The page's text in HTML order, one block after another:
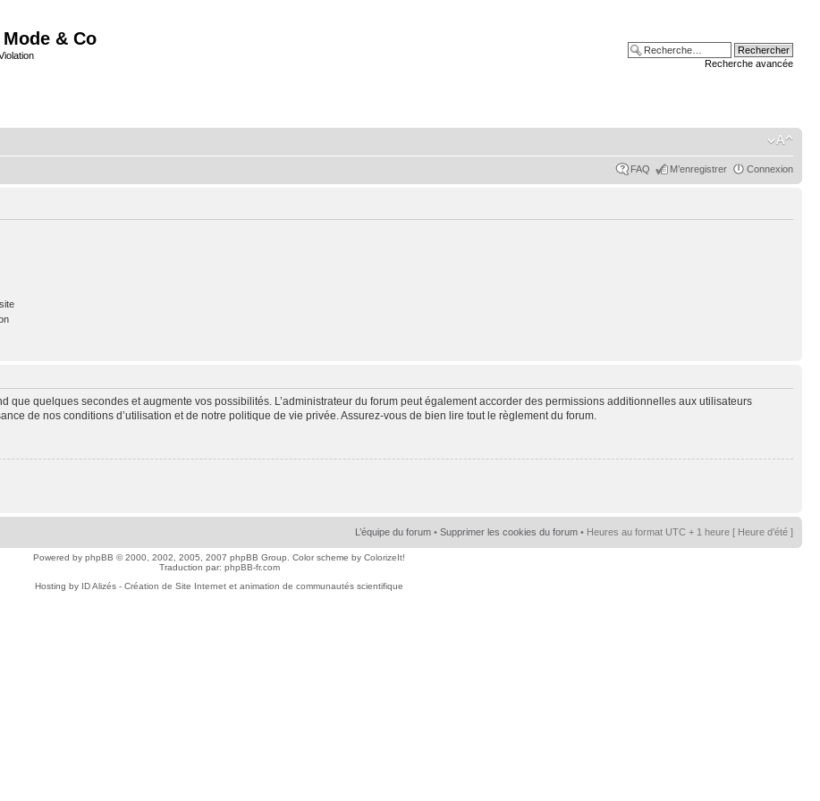
& Co
Recherche avancée
FAQ M’enregistrer Connexion
que quelques secondes et augmente vos possibilités. L’administrateur du forum peut également accorder des permissions additionnelles aux utilisateurs
de nos conditions d’utilisation et de notre politique de vie privée. Assurez-vous de bien lire tout le règlement du forum.
L’équipe du forum • Supprimer les cookies du forum • Heures au format UTC + 1 heure [ Heure d’été ]
Powered by phpBB © 2000, 2002, 2005, 2007 phpBB Group. Color scheme by ColorizeIt!
Traduction par: phpBB-fr.com
Hosting by ID Alizés - Création de Site Internet et animation de communautés scientifique